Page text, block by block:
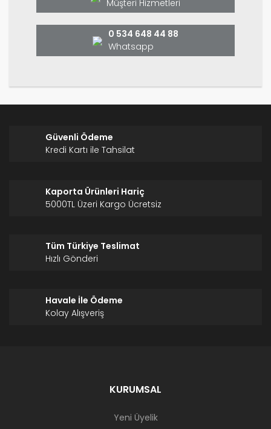
Ürün fiyatı diğer sitelerden daha pahalı.
Müşteri Hizmetleri
0 534 648 44 88
Whatsapp
Güvenli Ödeme
Kredi Kartı ile Tahsilat
Kaporta Ürünleri Hariç
5000TL Üzeri Kargo Ücretsiz
Tüm Türkiye Teslimat
Hızlı Gönderi
Havale İle Ödeme
Kolay Alışveriş
KURUMSAL
Yeni Üyelik